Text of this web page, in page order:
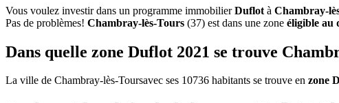
Vous voulez investir dans un programme immobilierDuflot à Chambray-
Pas de problèmes! Chambray-lès-Tours (37) est dans une zone éligible au
Dans quelle zone Duflot 2021 se trouve
La ville de Chambray-lès-Toursavec ses 10736 habitants se trouve en zone